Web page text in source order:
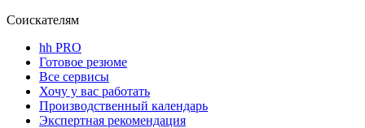
Соискателям
hh PRO
Готовое резюме
Все сервисы
Хочу у вас работать
Производственный календарь
Экспертная рекомендация